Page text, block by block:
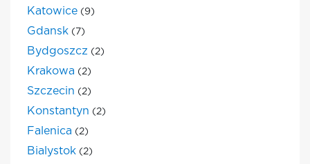
Katowice (9)
Gdansk (7)
Bydgoszcz (2)
Krakowa (2)
Szczecin (2)
Konstantyn (2)
Falenica (2)
Bialystok (2)